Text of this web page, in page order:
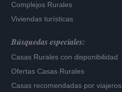
Complejos Rurales
Viviendas turísticas
Búsquedas especiales:
Casas Rurales con disponibilidad
Ofertas Casas Rurales
Casas recomendadas por viajeros